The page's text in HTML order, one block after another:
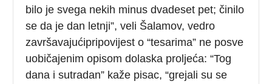
bilo je svega nekih minus dvadeset pet; činilo
se da je dan letnji”, veli Šalamov, vedro
završavajućipripovijest o “tesarima” ne posve
uobičajenim opisom dolaska proljeća: “Tog
dana i sutradan” kaže pisac, “grejali su se